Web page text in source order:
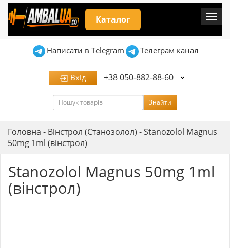
Каталог
Написати в Telegram Телеграм канал
Вхід +38 050-882-88-60
Пошук Знайти
Головна - Вінстрол (Станозолол) -Stanozolol Magnus
50mg 1ml (вінстрол)
Stanozolol Magnus 50mg 1ml
(вінстрол)